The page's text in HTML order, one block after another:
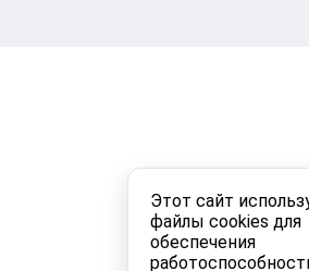
Этот сайт
файлы cookies для
обеспечения